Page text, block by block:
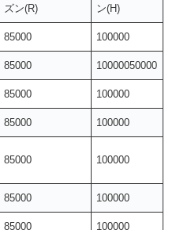
ズン(R)
ン(H)
85000 100000
85000 10000050000
85000 100000
85000 100000
85000 100000
85000 100000
85000 100000